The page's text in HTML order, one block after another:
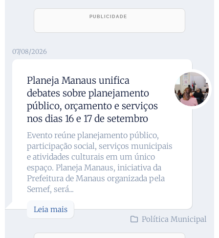
07/08/2026
Planeja Manaus unifica
debates sobre planejamento
público, orçamento e serviços
nos dias 16 e 17 de setembro
Evento reúne planejamento público,
participação social, serviços municipais
e atividades culturais em um único
espaço. Planeja Manaus, iniciativa da
Prefeitura de Manaus organizada pela
Semef, será...
Leia mais
Política Municipal